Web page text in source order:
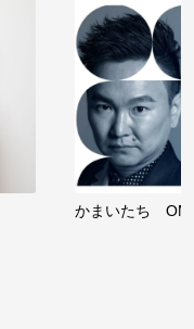
かまいたち